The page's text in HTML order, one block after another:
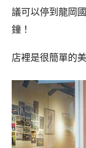
議可以停到龍岡
鐘！
店裡是很簡單的